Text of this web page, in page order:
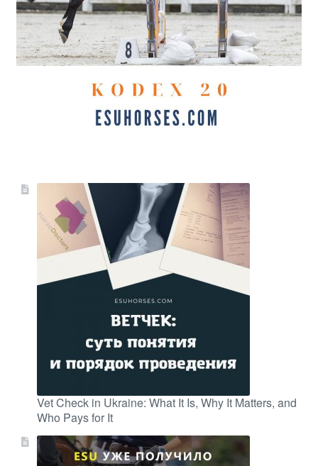
Vet Check in Ukraine: What It Is, Why It Matters, and
Who Pays for It